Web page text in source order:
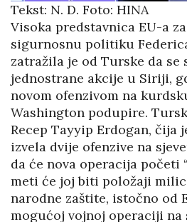
Tekst: N. D. Foto: HINA
Visoka predstavnica EU-a
sigurnosnu politiku
zatražila je od Turske da se
jednostrane akcije u Siriji,
novom ofenzivom na
Washington podupire.
Recep Tayyip Erdogan, čija
izvela dvije ofenzive na
da će nova operacija početi
meti će joj biti položaji
narodne zaštite, istočno od
mogućoj vojnoj operaciji